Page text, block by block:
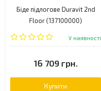
Біде підлогове Duravit 2nd
Floor (137100000)
У наявності
16 709 грн.
Купити